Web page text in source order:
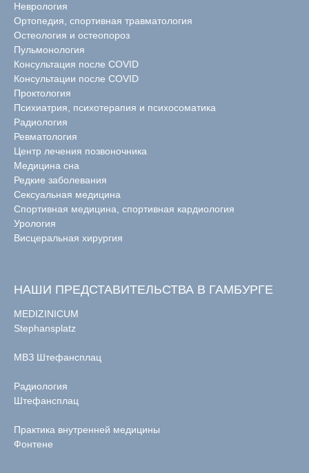
Неврология
Ортопедия, спортивная травматология
Остеология и остеопороз
Пульмонология
Консультация после COVID
Консультации после COVID
Проктология
Психиатрия, психотерапия и психосоматика
Радиология
Ревматология
Центр лечения позвоночника
Медицина сна
Редкие заболевания
Сексуальная медицина
Спортивная медицина, спортивная кардиология
Урология
Висцеральная хирургия
НАШИ ПРЕДСТАВИТЕЛЬСТВА В ГАМБУРГЕ
MEDIZINICUM
Stephansplatz
МВЗ Штефансплац
Радиология
Штефансплац
Практика внутренней медицины
Фонтене